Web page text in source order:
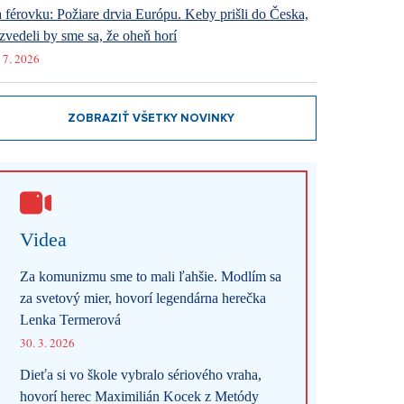
férovku: Požiare drvia Európu. Keby prišli do Česka,
by sme sa, že oheň horí
2026
ZOBRAZIŤ VŠETKY NOVINKY
Videa
Za komunizmu sme to mali ľahšie. Modlím sa
za svetový mier, hovorí legendárna herečka
Lenka Termerová
30. 3. 2026
Dieťa si vo škole vybralo sériového vraha,
hovorí herec Maximilián Kocek z Metódy